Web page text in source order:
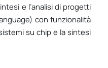
e l’analisi di progetti
con funzionalità
su chip e la sintesi